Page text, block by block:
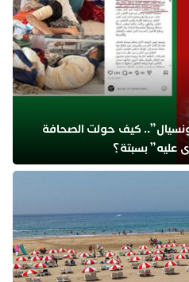
كيف حولت الصحافة
عليه” بسبتة؟